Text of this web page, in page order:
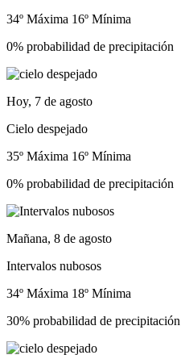
34º Máxima 16º Mínima
0% probabilidad de precipitación
Hoy, 7 de agosto
Cielo despejado
35º Máxima 16º Mínima
0% probabilidad de precipitación
Mañana, 8 de agosto
Intervalos nubosos
34º Máxima 18º Mínima
30% probabilidad de precipitación